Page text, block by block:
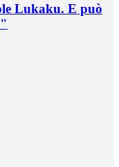
Lukaku. E può